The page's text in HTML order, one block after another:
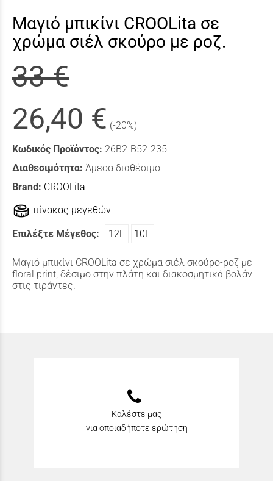
Μαγιό μπικίνι CROOLita σε
χρώμα σιέλ σκούρο με ροζ.
33 €
26,40 € (-20%)
Κωδικός Προϊόντος: 26B2-B52-235
Διαθεσιμότητα: Άμεσα διαθέσιμο
Brand: CROOLita
πίνακας μεγεθών
Επιλέξτε Μέγεθος: 12Ε 10Ε
Μαγιό μπικίνι CROOLita σε χρώμα σιέλ σκούρο-ροζ με
floral print, δέσιμο στην πλάτη και διακοσμητικά βολάν
στις τιράντες.
Καλέστε μας
για οποιαδήποτε ερώτηση